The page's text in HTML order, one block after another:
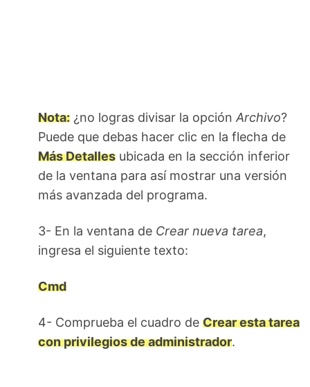
Nota: ¿no logras divisar la opción Archivo?
Puede que debas hacer clic en la flecha de
Más Detalles ubicada en la sección inferior
de la ventana para así mostrar una versión
más avanzada del programa.
3- En la ventana de Crear nueva tarea,
ingresa el siguiente texto:
Cmd
4- Comprueba el cuadro de Crear esta tarea
con privilegios de administrador.